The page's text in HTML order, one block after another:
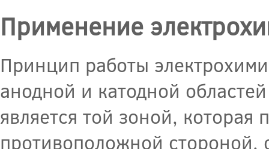
Применение
Принцип работы
анодной и катодной
является той зоной, которая
противоположной стороной,